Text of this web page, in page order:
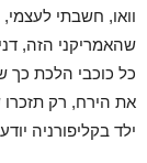
וואו, חשבתי
שהאמריקני הזה,
כל כוכבי הלכת
את הירח, רק
ילד בקליפורניה